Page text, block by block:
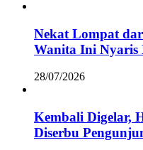
Nekat Lompat
Wanita Ini Nyaris
28/07/2026
Kembali Digelar,
Diserbu